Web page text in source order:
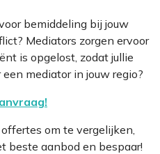
bemiddeling bij jouw
Mediators zorgen ervoor
is opgelost, zodat jullie
mediator in jouw regio?
om te vergelijken,
beste aanbod en bespaar!